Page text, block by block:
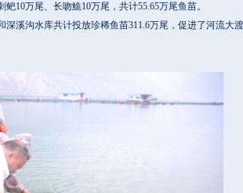
10万尾、长吻鮠10万尾，共计55.65万尾鱼苗。
溪沟水库共计投放珍稀鱼苗311.6万尾，促进了河流大